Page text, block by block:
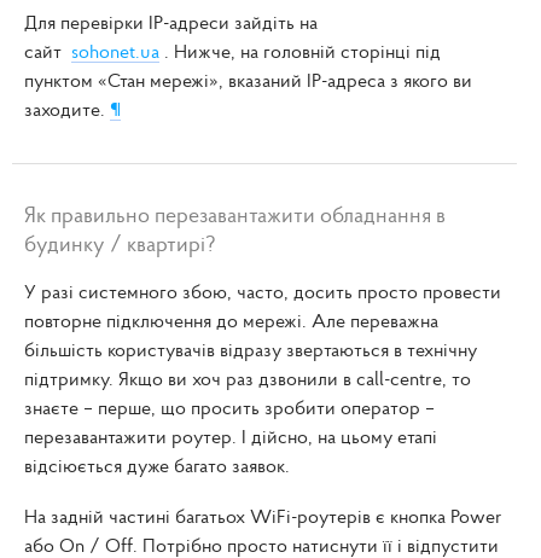
Для перевірки IP-адреси зайдіть на
сайт sohonet.ua . Нижче, на головній сторінці під
пунктом «Стан мережі», вказаний IP-адреса з якого ви
заходите. ¶
Як правильно перезавантажити обладнання в
будинку / квартирі?
У разі системного збою, часто, досить просто провести
повторне підключення до мережі. Але переважна
більшість користувачів відразу звертаються в технічну
підтримку. Якщо ви хоч раз дзвонили в call-centre, то
знаєте – перше, що просить зробити оператор –
перезавантажити роутер. І дійсно, на цьому етапі
відсіюється дуже багато заявок.
На задній частині багатьох WiFi-роутерів є кнопка Power
або On / Off. Потрібно просто натиснути її і відпустити